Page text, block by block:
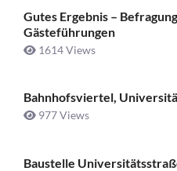
Gutes Ergebnis –
Gästeführungen
1614 Views
Bahnhofsviertel,
977 Views
Baustelle